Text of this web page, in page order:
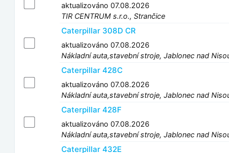
aktualizováno 07.08.2026
TIR CENTRUM s.r.o., Strančice
Caterpillar 308D CR
aktualizováno 07.08.2026
Nákladní auta,stavební stroje, Jablonec nad
Caterpillar 428C
aktualizováno 07.08.2026
Nákladní auta,stavební stroje, Jablonec nad
Caterpillar 428F
aktualizováno 07.08.2026
Nákladní auta,stavební stroje, Jablonec nad
Caterpillar 432E